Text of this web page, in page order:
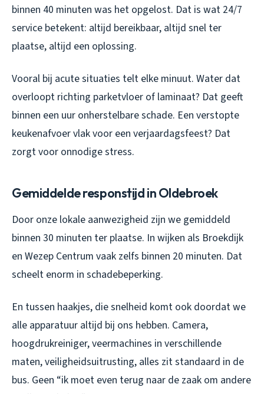
binnen 40 minuten was het opgelost. Dat is wat 24/7
service betekent: altijd bereikbaar, altijd snel ter
plaatse, altijd een oplossing.
Vooral bij acute situaties telt elke minuut. Water dat
overloopt richting parketvloer of laminaat? Dat geeft
binnen een uur onherstelbare schade. Een verstopte
keukenafvoer vlak voor een verjaardagsfeest? Dat
zorgt voor onnodige stress.
Gemiddelde responstijd in Oldebroek
Door onze lokale aanwezigheid zijn we gemiddeld
binnen 30 minuten ter plaatse. In wijken als Broekdijk
en Wezep Centrum vaak zelfs binnen 20 minuten. Dat
scheelt enorm in schadebeperking.
En tussen haakjes, die snelheid komt ook doordat we
alle apparatuur altijd bij ons hebben. Camera,
hoogdrukreiniger, veermachines in verschillende
maten, veiligheidsuitrusting, alles zit standaard in de
bus. Geen “ik moet even terug naar de zaak om andere